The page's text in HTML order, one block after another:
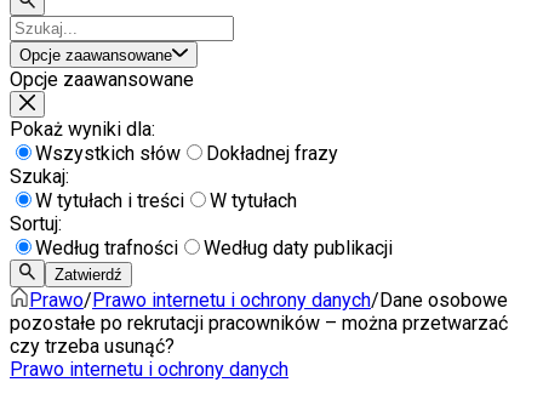
Opcje zaawansowane
Opcje zaawansowane
Pokaż wyniki dla:
Wszystkich słów
Dokładnej frazy
Szukaj:
W tytułach i treści
W tytułach
Sortuj:
Według trafności
Według daty publikacji
Zatwierdź
Prawo/Prawo internetu i ochrony danych/Dane osobowe
pozostałe po rekrutacji pracowników – można przetwarzać
czy trzeba usunąć?
Prawo internetu i ochrony danych